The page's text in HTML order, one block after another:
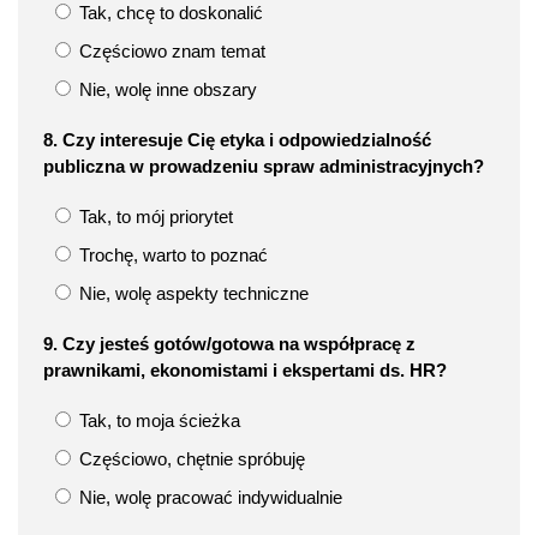
Tak, chcę to doskonalić
Częściowo znam temat
Nie, wolę inne obszary
8. Czy interesuje Cię etyka i odpowiedzialność
publiczna w prowadzeniu spraw administracyjnych?
Tak, to mój priorytet
Trochę, warto to poznać
Nie, wolę aspekty techniczne
9. Czy jesteś gotów/gotowa na współpracę z
prawnikami, ekonomistami i ekspertami ds. HR?
Tak, to moja ścieżka
Częściowo, chętnie spróbuję
Nie, wolę pracować indywidualnie